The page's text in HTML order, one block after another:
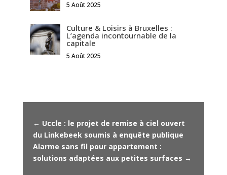
5 Août 2025
Culture & Loisirs à Bruxelles :
L’agenda incontournable de la
capitale
5 Août 2025
← Uccle : le projet de remise à ciel ouvert
du Linkebeek soumis à enquête publique
Alarme sans fil pour appartement :
solutions adaptées aux petites surfaces →